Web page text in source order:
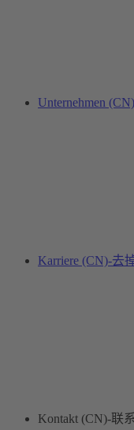
Unternehmen
Karriere (CN)-去
Kontakt (CN)-联